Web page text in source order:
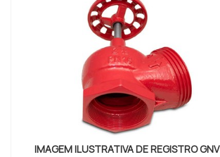
IMAGEM ILUSTRATIVA DE REGISTRO GNV